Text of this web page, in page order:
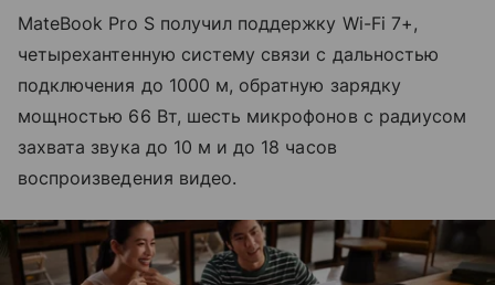
MateBook Pro S получил поддержку Wi-Fi 7+,
четырехантенную систему связи с дальностью
подключения до 1000 м, обратную зарядку
мощностью 66 Вт, шесть микрофонов с радиусом
захвата звука до 10 м и до 18 часов
воспроизведения видео.